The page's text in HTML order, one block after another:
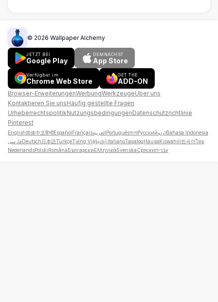
© 2026 Wallpaper Alchemy
JETZT BEI
Google Play
DEMNÄCHST
App Store
Verfügbar im
Chrome Web Store
GET THE
ADD-ON
Browser-ErweiterungenWerbungWerkzeugeÜber uns
Kontaktieren Sie unsHäufig gestellte Fragen
UrheberrechtspolitikNutzungsbedingungenDatenschutzrichtlinie
Pinterest
English简体中文हिन्दीEspañolFrançaisالعربيةPortuguêsবাংলাРусскийاردوBahasa Indonesia
فارسیDeutsch日本語TürkçeTiếng Việtதமிழ்ItalianoTagalogHausaKiswahili한국어ไทย
NederlandsPolskiRomânăБългарскиΕλληνικάSvenskaСрпскиעברית